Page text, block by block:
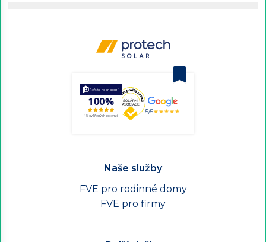
5/5★★★★★
Naše služby
FVE pro rodinné domy
FVE pro firmy